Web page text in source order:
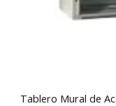
Tablero Mural de